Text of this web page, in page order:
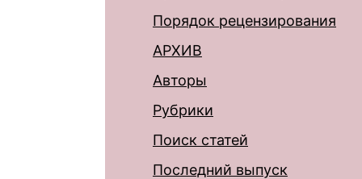
Порядок рецензирования
АРХИВ
Авторы
Рубрики
Поиск статей
Последний выпуск